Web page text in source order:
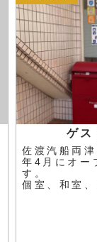
ゲス
佐渡汽船両
年4月にオー
す。
個室、和室